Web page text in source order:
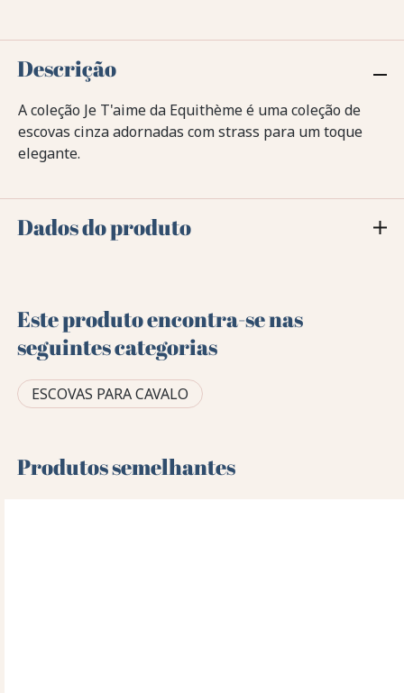
Descrição
A coleção Je T'aime da Equithème é uma coleção de
escovas cinza adornadas com strass para um toque
elegante.
Dados do produto
Este produto encontra-se nas
seguintes categorias
ESCOVAS PARA CAVALO
Produtos semelhantes